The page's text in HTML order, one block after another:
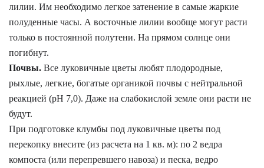
лилии. Им необходимо легкое затенение в самые жаркие
полуденные часы. А восточные лилии вообще могут расти
только в постоянной полутени. На прямом солнце они
погибнут.
Почвы. Все луковичные цветы любят плодородные,
рыхлые, легкие, богатые органикой почвы с нейтральной
реакцией (рН 7,0). Даже на слабокислой земле они расти не
будут.
При подготовке клумбы под луковичные цветы под
перекопку внесите (из расчета на 1 кв. м): по 2 ведра
компоста (или перепревшего навоза) и песка, ведро